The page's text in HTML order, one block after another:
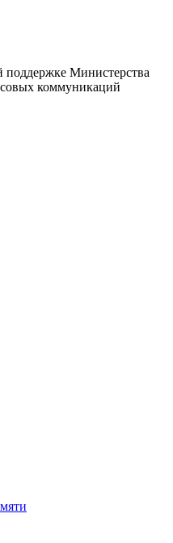
Министерства
коммуникаций